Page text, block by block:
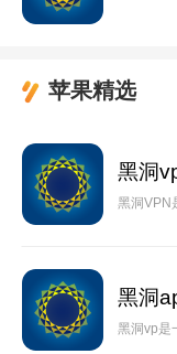
苹果精选
黑洞
黑洞VPN
黑洞
黑洞vp是